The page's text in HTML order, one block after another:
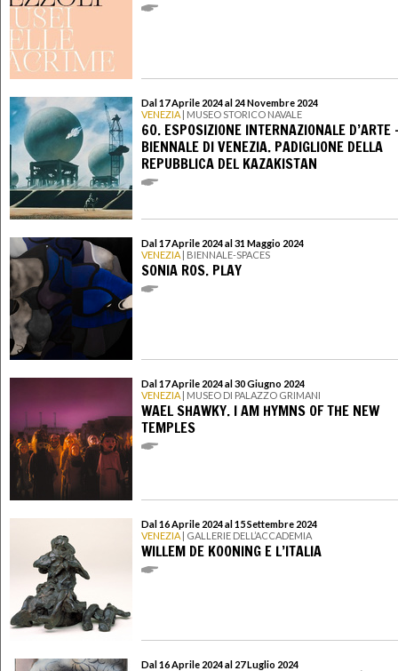
Dal 17 Aprile 2024 al 24 Novembre 2024
VENEZIA | MUSEO STORICO NAVALE
60. ESPOSIZIONE INTERNAZIONALE D’ARTE
BIENNALE DI VENEZIA. PADIGLIONE DELLA
REPUBBLICA DEL KAZAKISTAN
Dal 17 Aprile 2024 al 31 Maggio 2024
VENEZIA | BIENNALE-SPACES
SONIA ROS. PLAY
Dal 17 Aprile 2024 al 30 Giugno 2024
VENEZIA | MUSEO DI PALAZZO GRIMANI
WAEL SHAWKY. I AM HYMNS OF THE NEW
TEMPLES
Dal 16 Aprile 2024 al 15 Settembre 2024
VENEZIA | GALLERIE DELL’ACCADEMIA
WILLEM DE KOONING E L’ITALIA
Dal 16 Aprile 2024 al 27 Luglio 2024